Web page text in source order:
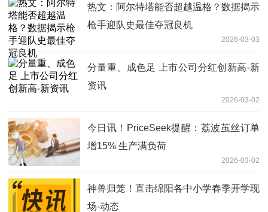
热文：阿尔特塔能否超越温格？数据揭示
枪手迎队史最佳夺冠良机
2026-03-03
分量重、成色足 上市公司分红创新高-新
资讯
2026-03-02
今日讯！PriceSeek提醒：荔波茧丝订单
增15% 生产满负荷
2026-03-02
神兽归笼！直击绵阳各中小学春季开学现
场-动态